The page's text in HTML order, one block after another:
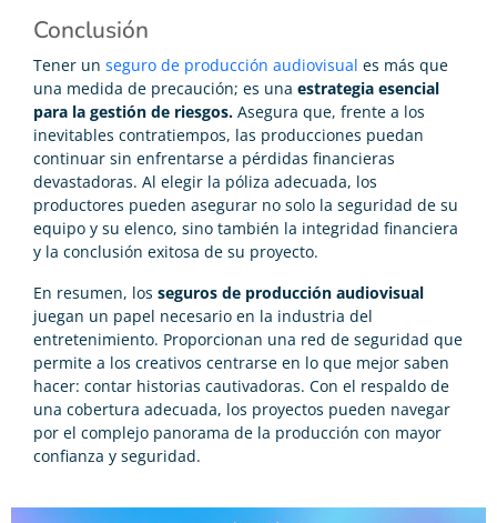
Conclusión
Tener un seguro de producción audiovisual es más que
una medida de precaución; es una estrategia esencial
para la gestión de riesgos. Asegura que, frente a los
inevitables contratiempos, las producciones puedan
continuar sin enfrentarse a pérdidas financieras
devastadoras. Al elegir la póliza adecuada, los
productores pueden asegurar no solo la seguridad de su
equipo y su elenco, sino también la integridad financiera
y la conclusión exitosa de su proyecto.
En resumen, los seguros de producción audiovisual
juegan un papel necesario en la industria del
entretenimiento. Proporcionan una red de seguridad que
permite a los creativos centrarse en lo que mejor saben
hacer: contar historias cautivadoras. Con el respaldo de
una cobertura adecuada, los proyectos pueden navegar
por el complejo panorama de la producción con mayor
confianza y seguridad.